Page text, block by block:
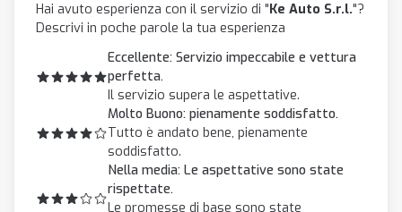
Hai avuto esperienza con il servizio di "Ke Auto S.r.l."?
Descrivi in poche parole la tua esperienza
Nella media: Le aspettative sono state
rispettate.
Le promesse di base sono state
Molto Buono: pienamente soddisfatto.
Tutto è andato bene, pienamente
soddisfatto.
Eccellente: Servizio impeccabile e vettura
perfetta.
Il servizio supera le aspettative.